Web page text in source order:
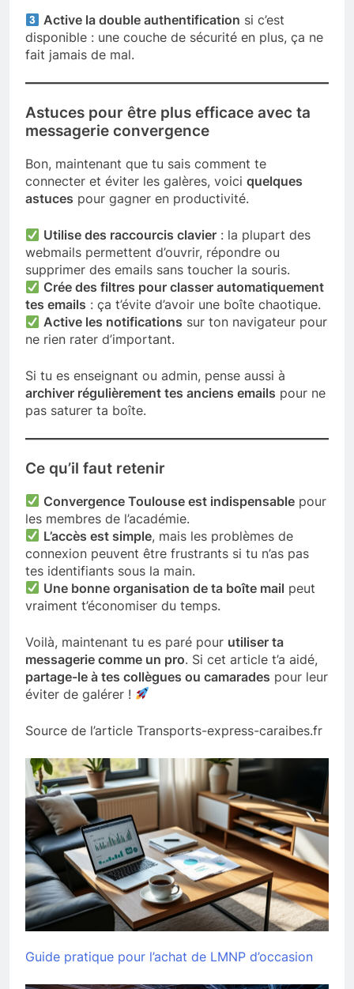
Active la double authentification si c’est
disponible : une couche de sécurité en plus, ça ne
fait jamais de mal.
Astuces pour être plus efficace avec ta
messagerie convergence
Bon, maintenant que tu sais comment te
connecter et éviter les galères, voici quelques
astuces pour gagner en productivité.
Utilise des raccourcis clavier : la plupart des
webmails permettent d’ouvrir, répondre ou
supprimer des emails sans toucher la souris.
Crée des filtres pour classer automatiquement
tes emails : ça t’évite d’avoir une boîte chaotique.
Active les notifications sur ton navigateur pour
ne rien rater d’important.
Si tu es enseignant ou admin, pense aussi à
archiver régulièrement tes anciens emails pour ne
pas saturer ta boîte.
Ce qu’il faut retenir
Convergence Toulouse est indispensable pour
les membres de l’académie.
L’accès est simple, mais les problèmes de
connexion peuvent être frustrants si tu n’as pas
tes identifiants sous la main.
Une bonne organisation de ta boîte mail peut
vraiment t’économiser du temps.
Voilà, maintenant tu es paré pour utiliser ta
messagerie comme un pro. Si cet article t’a aidé,
partage-le à tes collègues ou camarades pour leur
éviter de galérer !
Source de l’article Transports-express-caraibes.fr
Guide pratique pour l’achat de LMNP d’occasion